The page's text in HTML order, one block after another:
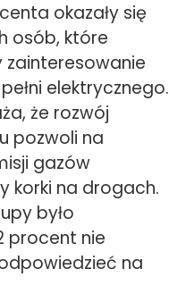
okazały się
osób, które
zainteresowanie
elektrycznego.
że rozwój
pozwoli na
gazów
korki na drogach.
było
procent nie
na